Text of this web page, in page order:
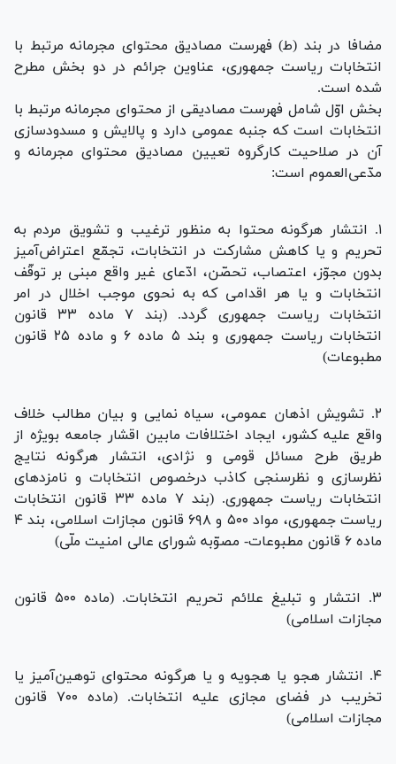
مضافا در بند (ط) فهرست مصادیق محتوای مجرمانه مرتبط با
انتخابات ریاست جمهوری، عناوین جرائم در دو بخش مطرح
شده است.
بخش اوّل شامل فهرست مصادیقی از محتوای مجرمانه مرتبط با
انتخابات است که جنبه عمومی دارد و پالایش و مسدود‌سازی
آن در صلاحیت کار‌گروه تعیین مصادیق محتوای مجرمانه و
مدّعی‌العموم است:
۱. انتشار هرگونه محتوا به منظور ترغیب و تشویق مردم به
تحریم و یا کاهش مشارکت در انتخابات، تجمّع اعتراض‌آمیز
بدون مجوّز، اعتصاب، تحصّن، ادّعای غیر واقع مبنی بر توقّف
انتخابات و یا هر اقدامی که به نحوی موجب اخلال در امر
انتخابات ریاست جمهوری گردد. (بند ۷ ماده ۳۳ قانون
انتخابات ریاست جمهوری و بند ۵ ماده ۶ و ماده ۲۵ قانون
مطبوعات)
۲. تشویش اذهان عمومی، سیاه نمایی و بیان مطالب خلاف
واقع علیه کشور، ایجاد اختلافات مابین اقشار جامعه بویژه از
طریق طرح مسائل قومی و نژادی، انتشار هرگونه نتایج
نظرسازی و نظرسنجی کاذب درخصوص انتخابات و نامزد‌های
انتخابات ریاست جمهوری. (بند ۷ ماده ۳۳ قانون انتخابات
ریاست جمهوری، مواد ۵۰۰ و ۶۹۸ قانون مجازات اسلامی، بند ۴
ماده ۶ قانون مطبوعات- مصوّبه شورای عالی امنیت ملّی)
۳. انتشار و تبلیغ علائم تحریم انتخابات. (ماده ۵۰۰ قانون
مجازات اسلامی)
۴. انتشار هجو یا هجویه و یا هرگونه محتوای توهین‌آمیز یا
تخریب در فضای مجازی علیه انتخابات. (ماده ۷۰۰ قانون
مجازات اسلامی)